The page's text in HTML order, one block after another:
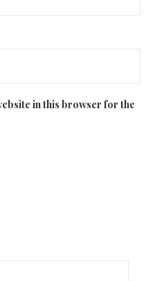
in this browser for the